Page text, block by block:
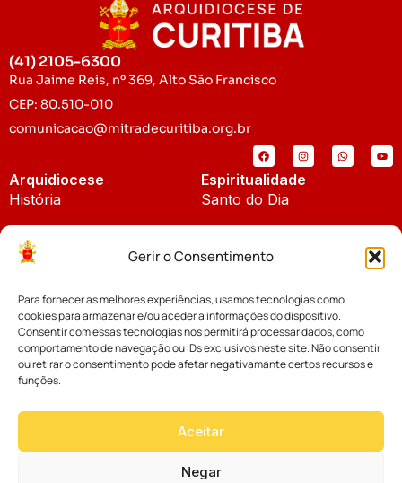
Gerir o Consentimento
Para fornecer as melhores experiências, usamos tecnologias como
cookies para armazenar e/ou aceder a informações do dispositivo.
Consentir com essas tecnologias nos permitirá processar dados, como
comportamento de navegação ou IDs exclusivos neste site. Não consentir
ou retirar o consentimento pode afetar negativamante certos recursos e
funções.
Aceitar
Negar
(41) 2105-6300
Rua Jaime Reis, nº 369, Alto São Francisco
CEP: 80.510-010
comunicacao@mitradecuritiba.org.br
Arquidiocese
História
Padroeira
Espiritualidade
Santo do Dia
Notícias
Notícias da Arquidiocese
Notícias Cáritas
Palavra dos Bispos
Cúria Diocesana
Fundo Diocesano
Vicariatos da Educação
Eventos